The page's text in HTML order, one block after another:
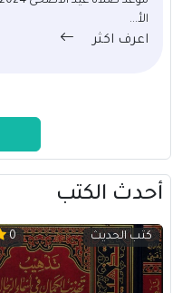
الأ...
اعرف اكثر
أحدث الكتب
كتب الحديث 0